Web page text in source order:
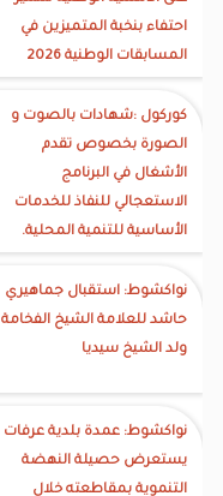
احتفاء بنخبة المتميزين في
المسابقات الوطنية 2026
كوركول :شهادات بالصوت و
الصورة بخصوص تقدم
الأشغال في البرنامج
الاستعجالي للنفاذ للخدمات
الأساسية للتنمية المحلية.
نواكشوط: استقبال جماهيري
حاشد للعلامة الشيخ الفخامة
ولد الشيخ سيديا
نواكشوط: عمدة بلدية عرفات
يستعرض حصيلة النهضة
التنموية بمقاطعته خلال